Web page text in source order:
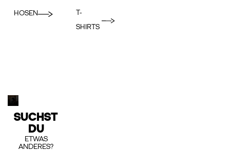
HOSEN
T-
SHIRTS
SUCHST
DU
ETWAS
ANDERES?